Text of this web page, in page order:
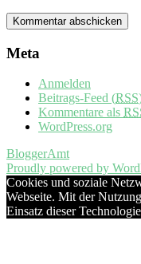
Meta
Anmelden
Beitrags-Feed (RSS
Kommentare als
WordPress.org
BloggerAmt
Proudly powered by
Cookies und soziale
Webseite. Mit der
Einsatz dieser